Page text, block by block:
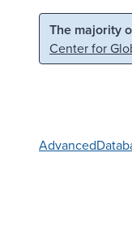
Skip to main
The majority
Center for
Advanced